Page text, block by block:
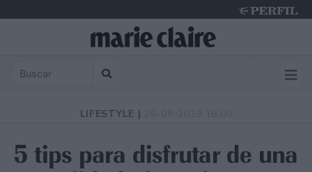
LIFESTYLE |
5 tips para disfrutar de una